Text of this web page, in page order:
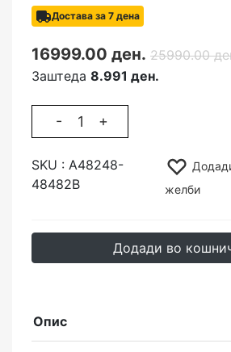
Достава за 7 дена
16999.00 ден. 25990.00
Заштеда 8.991 ден.
- +
SKU : A48248-
48482B
желби
Додади во
Опис